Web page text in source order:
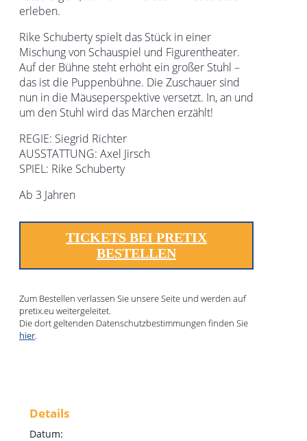
erleben.
Rike Schuberty spielt das Stück in einer
Mischung von Schauspiel und Figurentheater.
Auf der Bühne steht erhöht ein großer Stuhl –
das ist die Puppenbühne. Die Zuschauer sind
nun in die Mäuseperspektive versetzt. In, an und
um den Stuhl wird das Märchen erzählt!
REGIE: Siegrid Richter
AUSSTATTUNG: Axel Jirsch
SPIEL: Rike Schuberty
Ab 3 Jahren
TICKETS BEI PRETIX
BESTELLEN
Zum Bestellen verlassen Sie unsere Seite und werden auf
pretix.eu weitergeleitet.
Die dort geltenden Datenschutzbestimmungen finden Sie
hier.
Details
Datum: